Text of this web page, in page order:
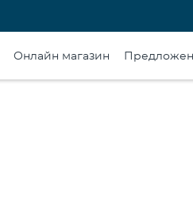
Онлайн магазин